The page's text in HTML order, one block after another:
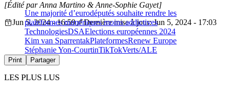
Une majorité d’eurodéputés souhaite rendre les
plateformes numériques moins addictives
[Édité par Anna Martino & Anne-Sophie Gayet]
Jun 5, 2024 - 16:59
Dernière mise à jour: Jun 5, 2024 - 17:03
TechnologiesDSAElections européennes 2024
Kim van SparrentakPlateformesRenew Europe
Stéphanie Yon-CourtinTikTokVerts/ALE
Print Partager
LES PLUS LUS